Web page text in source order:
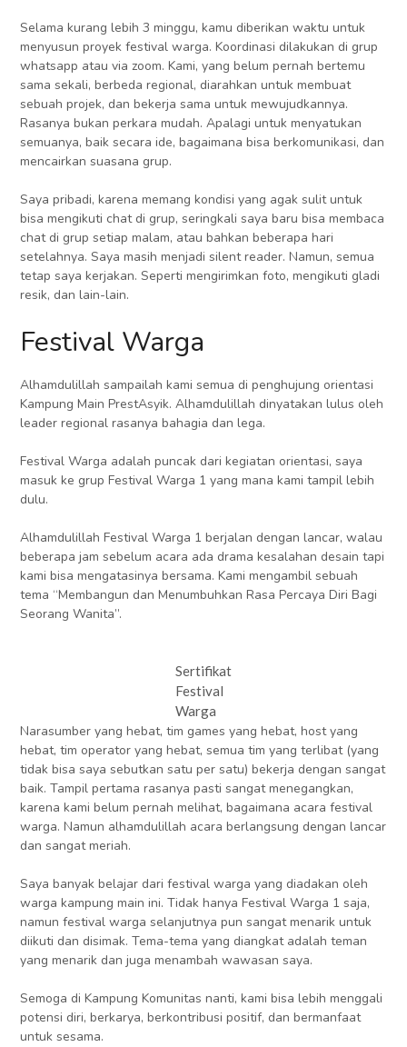
Selama kurang lebih 3 minggu, kamu diberikan waktu untuk
menyusun proyek festival warga. Koordinasi dilakukan di grup
whatsapp atau via zoom. Kami, yang belum pernah bertemu
sama sekali, berbeda regional, diarahkan untuk membuat
sebuah projek, dan bekerja sama untuk mewujudkannya.
Rasanya bukan perkara mudah. Apalagi untuk menyatukan
semuanya, baik secara ide, bagaimana bisa berkomunikasi, dan
mencairkan suasana grup.
Saya pribadi, karena memang kondisi yang agak sulit untuk
bisa mengikuti chat di grup, seringkali saya baru bisa membaca
chat di grup setiap malam, atau bahkan beberapa hari
setelahnya. Saya masih menjadi silent reader. Namun, semua
tetap saya kerjakan. Seperti mengirimkan foto, mengikuti gladi
resik, dan lain-lain.
Festival Warga
Alhamdulillah sampailah kami semua di penghujung orientasi
Kampung Main PrestAsyik. Alhamdulillah dinyatakan lulus oleh
leader regional rasanya bahagia dan lega.
Festival Warga adalah puncak dari kegiatan orientasi, saya
masuk ke grup Festival Warga 1 yang mana kami tampil lebih
dulu.
Alhamdulillah Festival Warga 1 berjalan dengan lancar, walau
beberapa jam sebelum acara ada drama kesalahan desain tapi
kami bisa mengatasinya bersama. Kami mengambil sebuah
tema “Membangun dan Menumbuhkan Rasa Percaya Diri Bagi
Seorang Wanita”.
Sertifikat
Festival
Warga
Narasumber yang hebat, tim games yang hebat, host yang
hebat, tim operator yang hebat, semua tim yang terlibat (yang
tidak bisa saya sebutkan satu per satu) bekerja dengan sangat
baik. Tampil pertama rasanya pasti sangat menegangkan,
karena kami belum pernah melihat, bagaimana acara festival
warga. Namun alhamdulillah acara berlangsung dengan lancar
dan sangat meriah.
Saya banyak belajar dari festival warga yang diadakan oleh
warga kampung main ini. Tidak hanya Festival Warga 1 saja,
namun festival warga selanjutnya pun sangat menarik untuk
diikuti dan disimak. Tema-tema yang diangkat adalah teman
yang menarik dan juga menambah wawasan saya.
Semoga di Kampung Komunitas nanti, kami bisa lebih menggali
potensi diri, berkarya, berkontribusi positif, dan bermanfaat
untuk sesama.